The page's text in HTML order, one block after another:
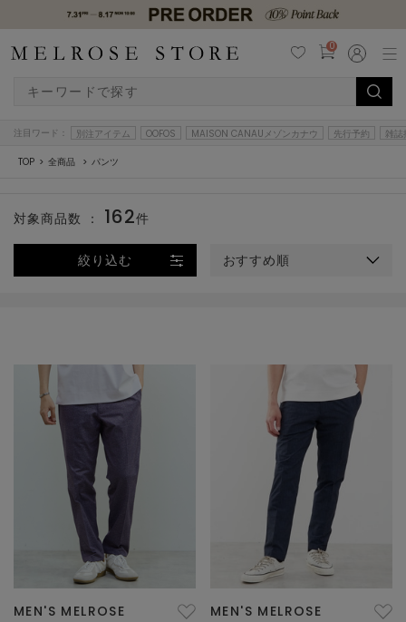
0
注目ワード： 別注アイテム OOFOS MAISON CANAUメゾンカナウ 先行予約 雑誌
TOP 全商品 パンツ
絞り込む おすすめ順
対象商品数 ： 162件
MEN'S MELROSE MEN'S MELROSE